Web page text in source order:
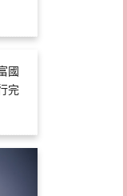
國
完